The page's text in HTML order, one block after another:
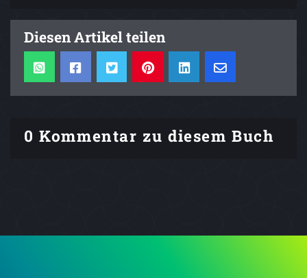
Diesen Artikel teilen
0 Kommentar zu diesem Buch